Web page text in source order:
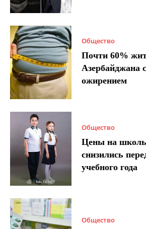
Общество
Почти 60%
Азербайджана
ожирением
Общество
Цены на
снизились
учебного года
Общество